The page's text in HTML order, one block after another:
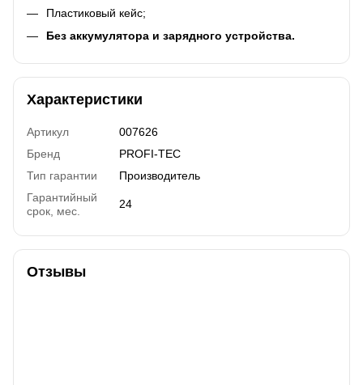
Пластиковый кейс;
Без аккумулятора и зарядного устройства.
Характеристики
Артикул
007626
Бренд
PROFI-TEC
Тип гарантии
Производитель
Гарантийный
срок, мес.
24
Отзывы